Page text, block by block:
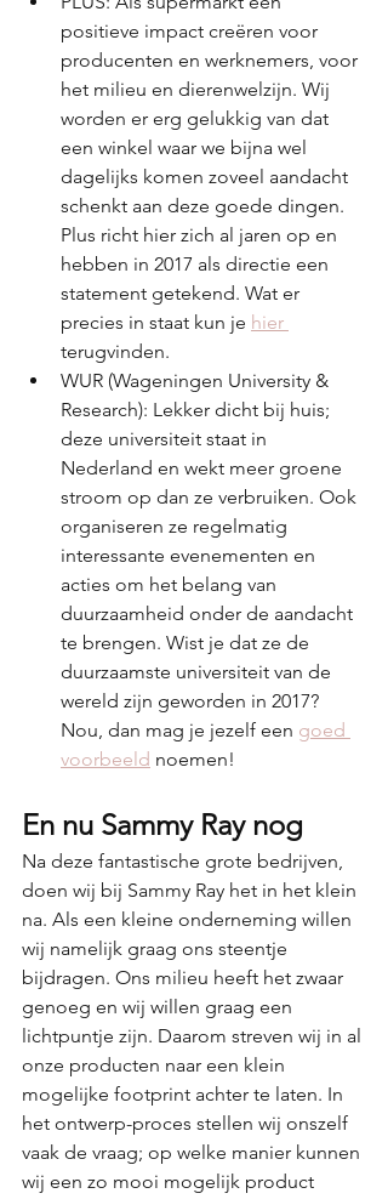
positieve impact creëren voor
producenten en werknemers, voor
het milieu en dierenwelzijn. Wij
worden er erg gelukkig van dat
een winkel waar we bijna wel
dagelijks komen zoveel aandacht
schenkt aan deze goede dingen.
Plus richt hier zich al jaren op en
hebben in 2017 als directie een
statement getekend. Wat er
precies in staat kun je hier
terugvinden.
WUR (Wageningen University &
Research): Lekker dicht bij huis;
deze universiteit staat in
Nederland en wekt meer groene
stroom op dan ze verbruiken. Ook
organiseren ze regelmatig
interessante evenementen en
acties om het belang van
duurzaamheid onder de aandacht
te brengen. Wist je dat ze de
duurzaamste universiteit van de
wereld zijn geworden in 2017?
Nou, dan mag je jezelf een goed
voorbeeld noemen!
En nu Sammy Ray nog
Na deze fantastische grote bedrijven,
doen wij bij Sammy Ray het in het klein
na. Als een kleine onderneming willen
wij namelijk graag ons steentje
bijdragen. Ons milieu heeft het zwaar
genoeg en wij willen graag een
lichtpuntje zijn. Daarom streven wij in al
onze producten naar een klein
mogelijke footprint achter te laten. In
het ontwerp-proces stellen wij onszelf
vaak de vraag; op welke manier kunnen
wij een zo mooi mogelijk product